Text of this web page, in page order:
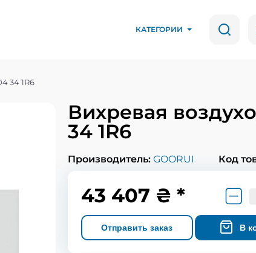
КАТЕГОРИИ
34 1R6
Вихревая
34 1R6
Производитель: GOORUI Код
43 407 ₴ *
Отправить заказ В